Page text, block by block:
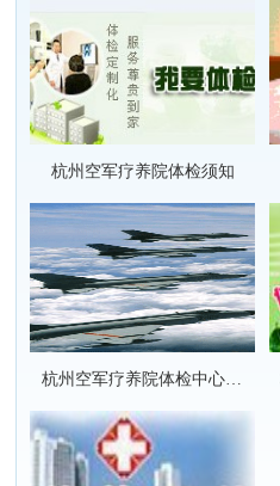
杭州空军疗养院体检须知
杭州空军疗养院体检中心套餐项目价格表